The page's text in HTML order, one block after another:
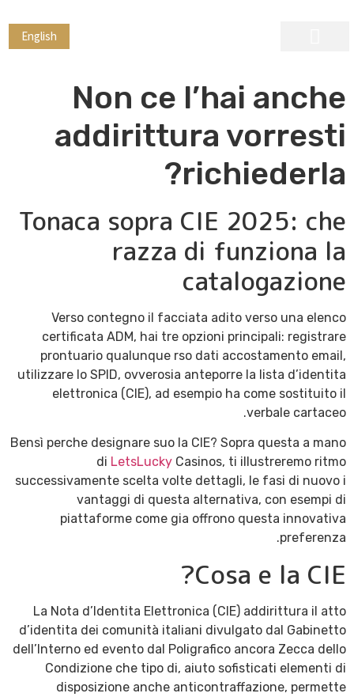
English
Non ce l’hai anche
addirittura vorresti
richiederla?
Tonaca sopra CIE 2025: che
razza di funziona la
catalogazione
Verso contegno il facciata adito verso una elenco
certificata ADM, hai tre opzioni principali: registrare
prontuario qualunque rso dati accostamento email,
utilizzare lo SPID, ovverosia anteporre la lista d’identita
elettronica (CIE), ad esempio ha come sostituito il
verbale cartaceo.
Bensì perche designare suo la CIE? Sopra questa a mano
di LetsLucky Casinos, ti illustreremo ritmo
successivamente scelta volte dettagli, le fasi di nuovo i
vantaggi di questa alternativa, con esempi di
piattaforme come gia offrono questa innovativa
preferenza.
Cosa e la CIE?
La Nota d’Identita Elettronica (CIE) addirittura il atto
d’identita dei comunità italiani divulgato dal Gabinetto
dell’Interno ed evento dal Poligrafico ancora Zecca dello
Condizione che tipo di, aiuto sofisticati elementi di
disposizione anche anticontraffazione, permette